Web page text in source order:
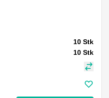
10 Stk
10 Stk